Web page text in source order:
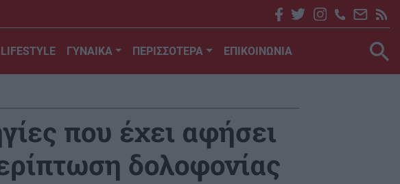
ΓΥΝΑΙΚΑ ΠΕΡΙΣΣΟΤΕΡΑ ΕΠΙΚΟΙΝΩΝΙΑ
που έχει αφήσει
δολοφονίας